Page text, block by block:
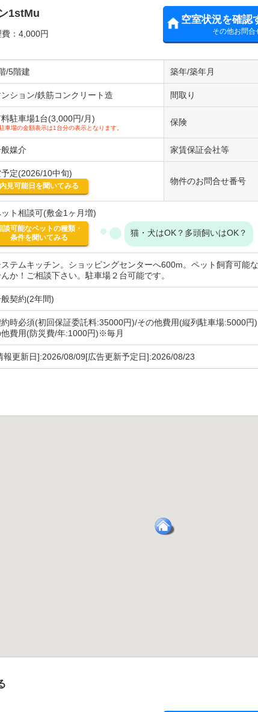
1stMu
：4,000円
空室状況を確認
その他お問合
/5階建 築年/築年月
ンション/鉄筋コンクリート造 間取り
駐車場1台(3,000円/月)
車場の金額表示は1台分の表示となります。
保険
媒介 家賃保証会社等
予定(2026/10中旬)
内見可能日を聞いてみる 物件のお問合せ番号
ト相談可(敷金1ヶ月増)
談可能なペットの種類・
条件を聞いてみる
猫・犬はOK？多頭飼いはOK？
ステムキッチン。ショッピングセンターへ600m。ペット飼育可能
か！ご相談下さい。駐車場２台可能です。
契約(2年間)
時必須(初回保証委託料:35000円)/その他費用(縦列駐車場:5000
費用(防災費/年:1000円)※毎月
報更新日]:2026/08/09[広告更新予定日]:2026/08/23